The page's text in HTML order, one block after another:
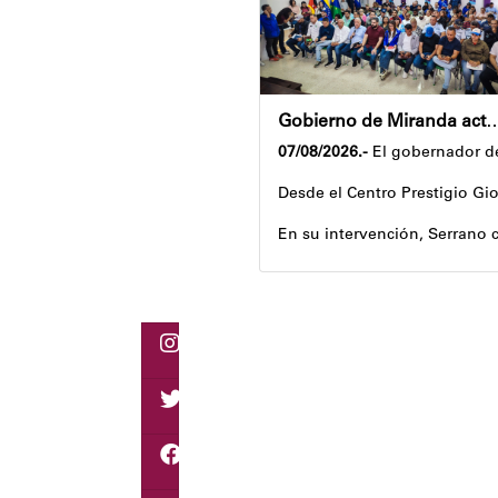
Gobierno de Miranda activa plan de
07/08/2026.- El gobernador
Desde el Centro Prestigio
En su intervención, Serrano
Igualmente, explicó que el